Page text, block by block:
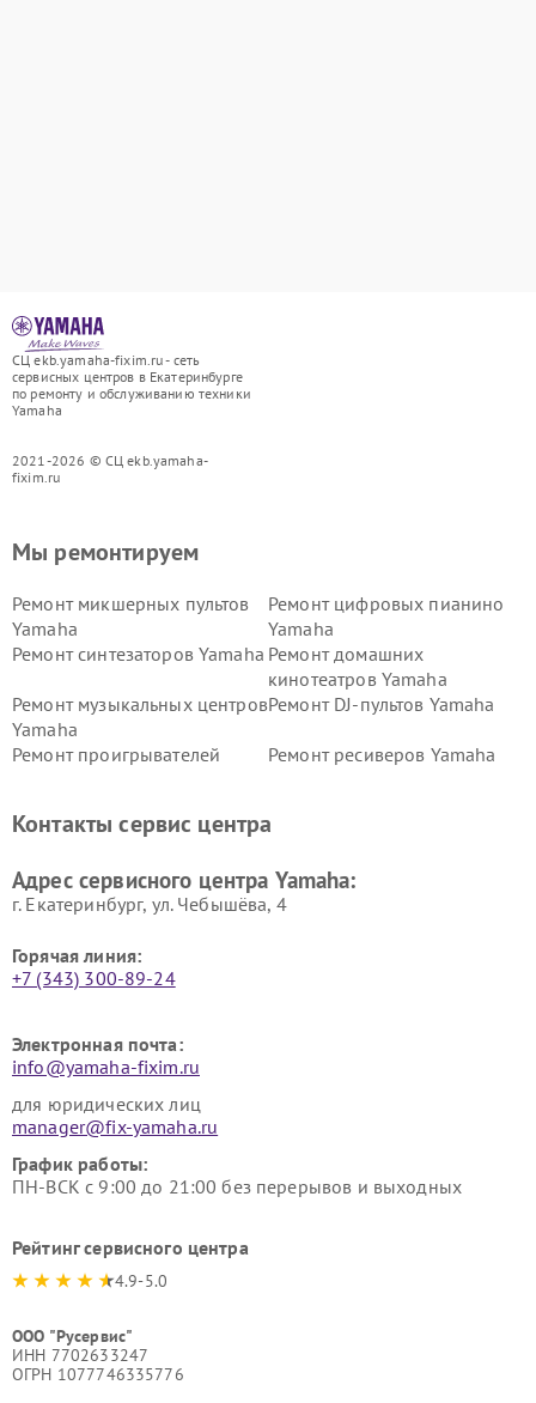
СЦ ekb.yamaha-fixim.ru - сеть
сервисных центров в Екатеринбурге
по ремонту и обслуживанию техники
Yamaha
2021-2026 © СЦ ekb.yamaha-
fixim.ru
Мы ремонтируем
Ремонт микшерных пультов
Yamaha
Ремонт цифровых пианино
Yamaha
Ремонт синтезаторов Yamaha Ремонт домашних
кинотеатров Yamaha
Ремонт музыкальных центров
Yamaha
Ремонт DJ-пультов Yamaha
Ремонт проигрывателей
Ремонт ресиверов Yamaha
Yamaha
Yamaha
Контакты сервис центра
Адрес сервисного центра Yamaha:
г. Екатеринбург, ул. Чебышёва, 4
Горячая линия:
+7 (343) 300-89-24
Электронная почта:
info@yamaha-fixim.ru
для юридических лиц
manager@fix-yamaha.ru
График работы:
ПН-ВСК с 9:00 до 21:00 без перерывов и выходных
Рейтинг сервисного центра
4.9-5.0
ООО "Русервис"
ИНН 7702633247
ОГРН 1077746335776